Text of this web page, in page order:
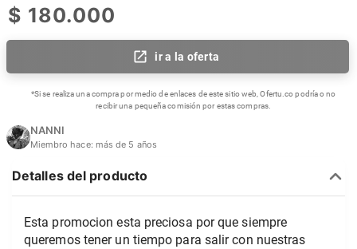
$ 180.000
ir a la oferta
*Si se realiza una compra por medio de enlaces de este sitio web, Ofertu.co podría o no
recibir una pequeña comisión por estas compras.
NANNI
Miembro hace: más de 5 años
Detalles del producto
Esta promocion esta preciosa por que siempre
queremos tener un tiempo para salir con nuestras